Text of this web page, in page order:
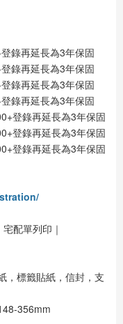
錄再延長為3年保固
錄再延長為3年保固
錄再延長為3年保固
錄再延長為3年保固
登錄再延長為3年保固
登錄再延長為3年保固
登錄再延長為3年保固
配單列印｜
，標籤貼紙，信封，支
356mm